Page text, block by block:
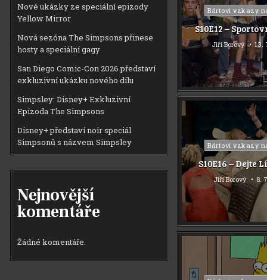
Nové ukázky ze speciální epizody
Yellow Mirror
Nová sezóna The Simpsons přinese
hosty a speciální gagy
San Diego Comic-Con 2026 představí
exkluzivní ukázku nového dílu
Simpsley: Disney+ Exkluzivní
Epizoda The Simpsons
Disney+ představí noir speciál
Simpsonů s názvem Simpsley
Nejnovější
komentáře
Žádné komentáře.
Posted
in
Bártovi vzkazy
S10E12 –
Jiří Borový 13.
Posted
in
Bártovi vzkazy
S10E16 – Dejte
Jiří Borový 8.